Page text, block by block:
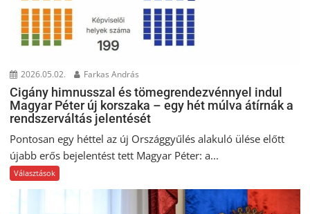
2026.05.02. Farkas András
Cigány himnusszal és tömegrendezvénnyel indul
Magyar Péter új korszaka – egy hét múlva átírnák a
rendszerváltás jelentését
Pontosan egy héttel az új Országgyűlés alakuló ülése előtt
újabb erős bejelentést tett Magyar Péter: a...
Választások